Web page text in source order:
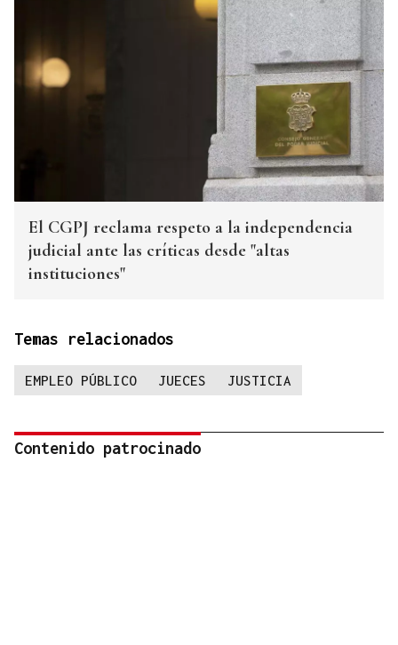
El CGPJ reclama respeto a la independencia
judicial ante las críticas desde "altas
instituciones"
Temas relacionados
EMPLEO PÚBLICO JUECES JUSTICIA
Contenido patrocinado